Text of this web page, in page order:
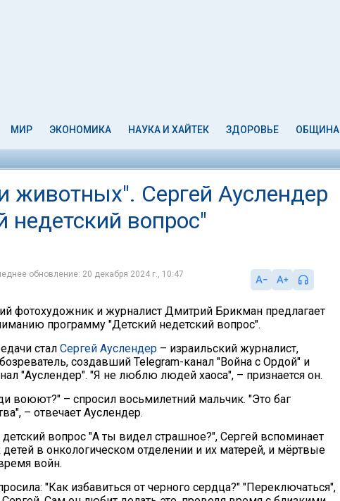
МИР ЭКОНОМИКА НАУКА И ХАЙТЕК ЗДОРОВЬЕ ОБЩИНА
животных". Сергей Ауслендер
недетский вопрос"
обновление: 20 декабря 2024 г., 10:47
фотохудожник и журналист Дмитрий Брикман предлагает
программу "Детский недетский вопрос".
стал Сергей Ауслендер – израильский журналист,
создавший Telegram-канал "Война с Ордой" и
"Ауслендер". "Я не люблю людей хаоса", – признается он.
воюют?" – спросил восьмилетний мальчик. "Это баг
– отвечает Ауслендер.
детский вопрос "А ты видел страшное?", Сергей вспоминает
в онкологическом отделении и их матерей, и мёртвые
войн.
"Как избавиться от черного сердца?" "Переключаться",